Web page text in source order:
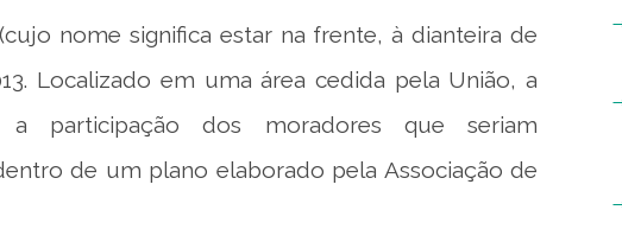
nome significa estar na frente, à dianteira de
Localizado em uma área cedida pela União, a
participação dos moradores que seriam
de um plano elaborado pela Associação de